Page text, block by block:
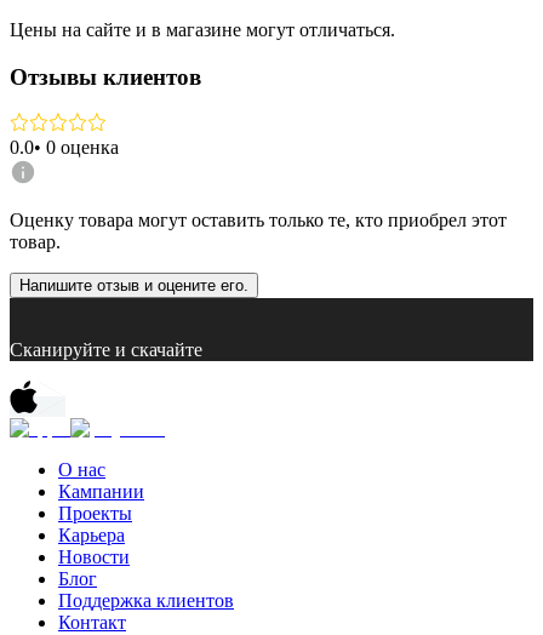
Цены на сайте и в магазине могут отличаться.
Отзывы клиентов
0.0• 0 оценка
Оценку товара могут оставить только те, кто приобрел этот
товар.
Напишите отзыв и оцените его.
Сканируйте и скачайте
О нас
Кампании
Проекты
Карьера
Новости
Блог
Поддержка клиентов
Контакт